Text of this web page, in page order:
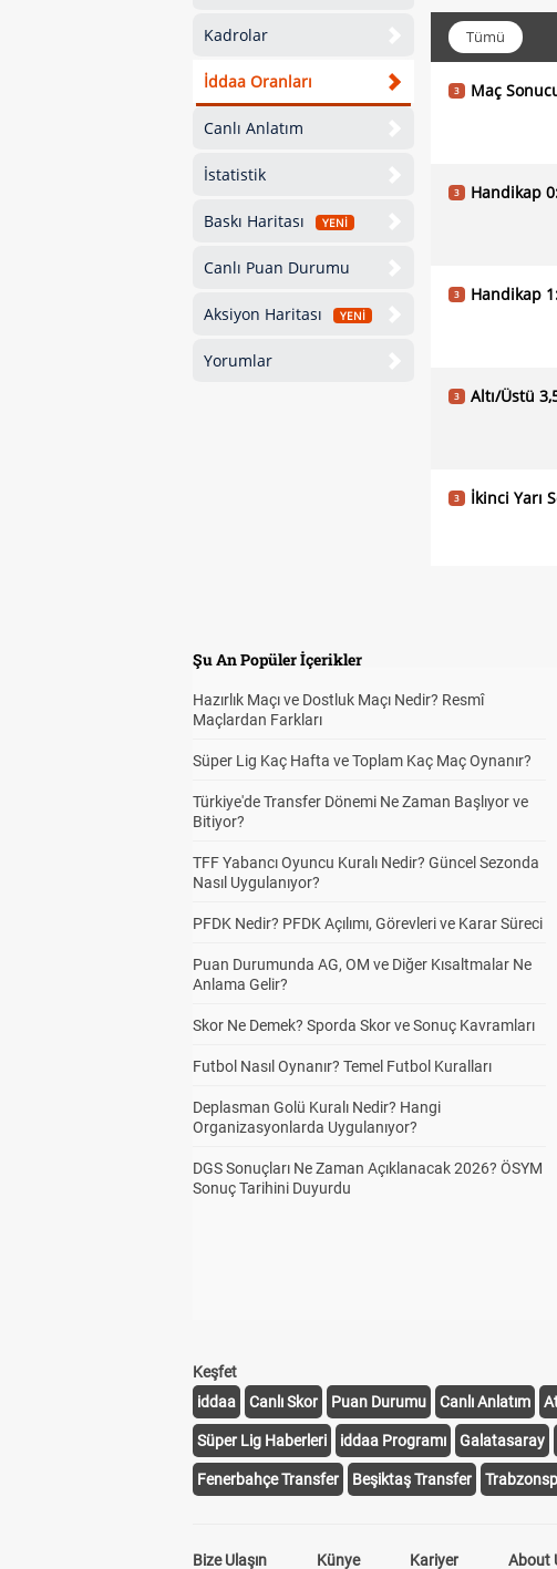
Kadrolar
İddaa Oranları
Canlı Anlatım
İstatistik
Baskı Haritası YENİ
Canlı Puan Durumu
Aksiyon Haritası YENİ
Yorumlar
Tümü
3 Maç
3 Handikap
3 Handikap
3 Altı/Üstü
3 İkinci Yarı
3
3 İlk Yarı Altı/
İlk Yarı
İlk Yarı
İkinci Yarı
Şu An Popüler İçerikler
Hazırlık Maçı ve Dostluk Maçı Nedir? Resmî
Maçlardan Farkları
Süper Lig Kaç Hafta ve Toplam Kaç Maç Oynanır?
Türkiye'de Transfer Dönemi Ne Zaman Başlıyor ve
Bitiyor?
TFF Yabancı Oyuncu Kuralı Nedir? Güncel Sezonda
Nasıl Uygulanıyor?
PFDK Nedir? PFDK Açılımı, Görevleri ve Karar Süreci
Puan Durumunda AG, OM ve Diğer Kısaltmalar Ne
Anlama Gelir?
Skor Ne Demek? Sporda Skor ve Sonuç Kavramları
Futbol Nasıl Oynanır? Temel Futbol Kuralları
Deplasman Golü Kuralı Nedir? Hangi
Organizasyonlarda Uygulanıyor?
DGS Sonuçları Ne Zaman Açıklanacak 2026? ÖSYM
Sonuç Tarihini Duyurdu
Keşfet
iddaa
Canlı Skor Puan Durumu Canlı Anlatım
Süper Lig Haberleri iddaa Programı Galatasaray
Fenerbahçe Transfer Beşiktaş Transfer
Bize Ulaşın Künye Kariyer About